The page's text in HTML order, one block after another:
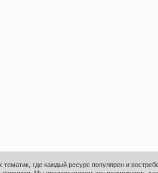
тематик, где каждый ресурс популярен и